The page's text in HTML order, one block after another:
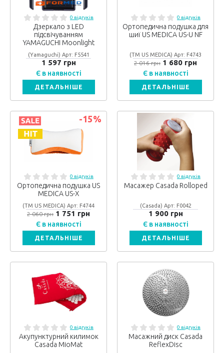
0 відгуків
Дзеркало з LED
підсвічуванням
YAMAGUCHI Moonlight
(Yamaguchi) Арт: F5541
1 597 грн
Є в наявності
ДЕТАЛЬНІШЕ
0 відгуків
Ортопедична подушка для
шиї US MEDICA US-U NF
(ТМ US MEDICA) Арт: F4743
2 016 грн 1 680 грн
Є в наявності
ДЕТАЛЬНІШЕ
-15%
0 відгуків
Ортопедична подушка US
MEDICA US-X
(ТМ US MEDICA) Арт: F4744
2 060 грн 1 751 грн
Є в наявності
ДЕТАЛЬНІШЕ
0 відгуків
Масажер Casada Rolloped
(Casada) Арт: F0042
1 900 грн
Є в наявності
ДЕТАЛЬНІШЕ
0 відгуків
Акупунктурний килимок
Casada MioMat
0 відгуків
Масажний диск Casada
ReflexDisc